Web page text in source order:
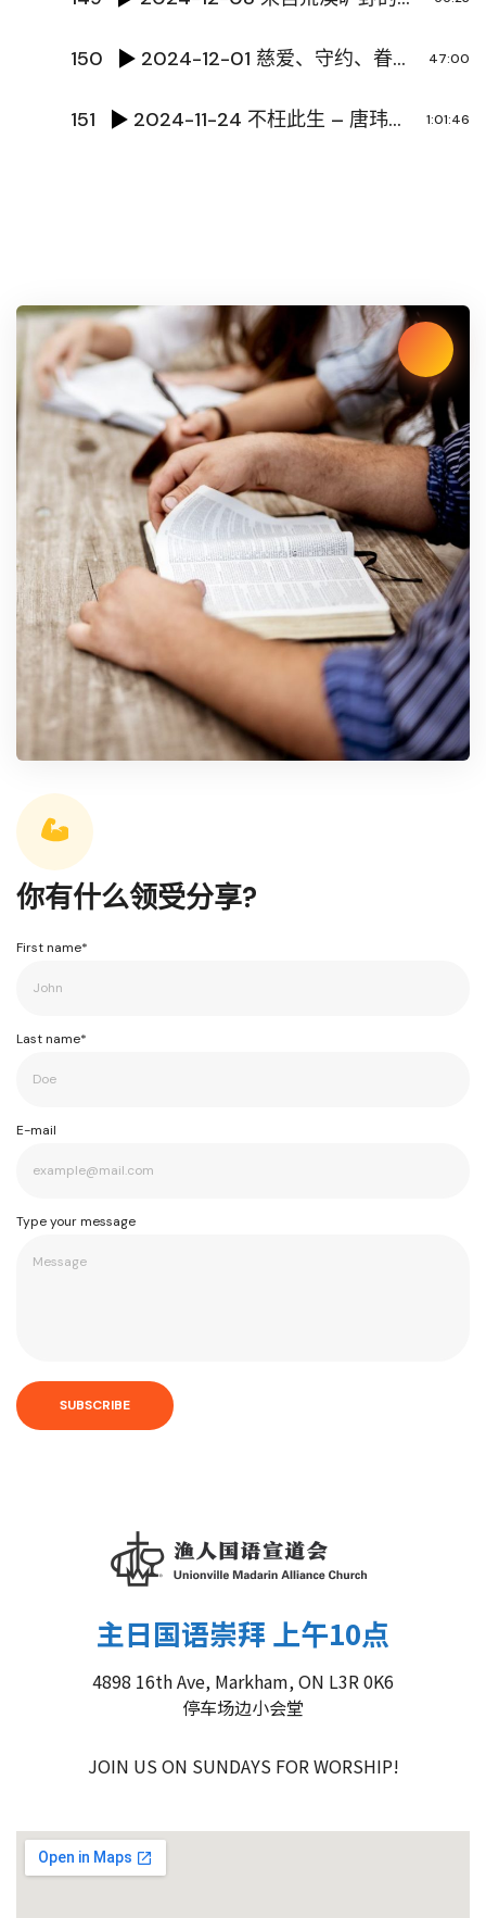
150 2024-12-01 慈爱、守约、眷顾人的神 – 黄文超牧师 47:00
151 2024-11-24 不枉此生 – 唐玮泽传道 1:01:46
你有什么领受分享?
First name*
Last name*
E-mail
Type your message
主日国语崇拜 上午10点
4898 16th Ave, Markham, ON L3R 0K6
停车场边小会堂
JOIN US ON SUNDAYS FOR WORSHIP!